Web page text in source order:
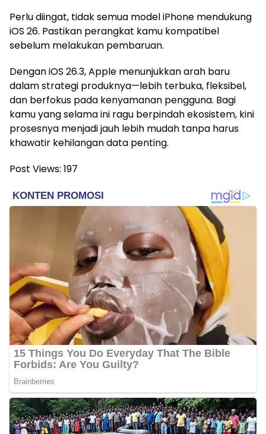
Perlu diingat, tidak semua model iPhone mendukung
iOS 26. Pastikan perangkat kamu kompatibel
sebelum melakukan pembaruan.
Dengan iOS 26.3, Apple menunjukkan arah baru
dalam strategi produknya—lebih terbuka, fleksibel,
dan berfokus pada kenyamanan pengguna. Bagi
kamu yang selama ini ragu berpindah ekosistem, kini
prosesnya menjadi jauh lebih mudah tanpa harus
khawatir kehilangan data penting.
Post Views: 197